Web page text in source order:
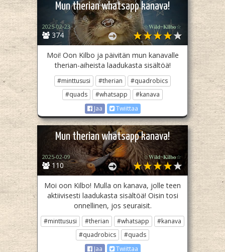
Mun therian whatsapp kanava!
374
2025-02-23 ☆𝐖𝐢𝐥𝐝~𝐊𝐢𝐥𝐛𝐨☆
Moi! Oon Kilbo ja päivitän mun kanavalle
therian-aiheista laadukasta sisältöä!
#minttususi #therian
#quadrobics
#quads
#whatsapp
#kanava
Jaa
Twiittaa
Mun therian whatsapp kanava!
110
2025-02-09 ☆𝐖𝐢𝐥𝐝~𝐊𝐢𝐥𝐛𝐨☆
Moi oon Kilbo! Mulla on kanava, jolle teen
aktiivisesti laadukasta sisältöä! Oisin tosi
onnellinen, jos seuraisit.
#minttususi #therian #whatsapp
#kanava
#quadrobics
#quads
Jaa
Twiittaa